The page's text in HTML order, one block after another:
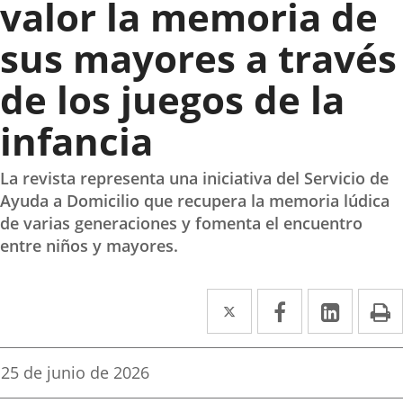
valor la memoria de
sus mayores a través
de los juegos de la
infancia
La revista representa una iniciativa del Servicio de
Ayuda a Domicilio que recupera la memoria lúdica
de varias generaciones y fomenta el encuentro
entre niños y mayores.
Twitter
Enlace
a
aplicación
Facebook
Enlace
a
aplicación
Enlace
a
Fecha
25 de junio de 2026